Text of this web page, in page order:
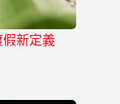
假新定義